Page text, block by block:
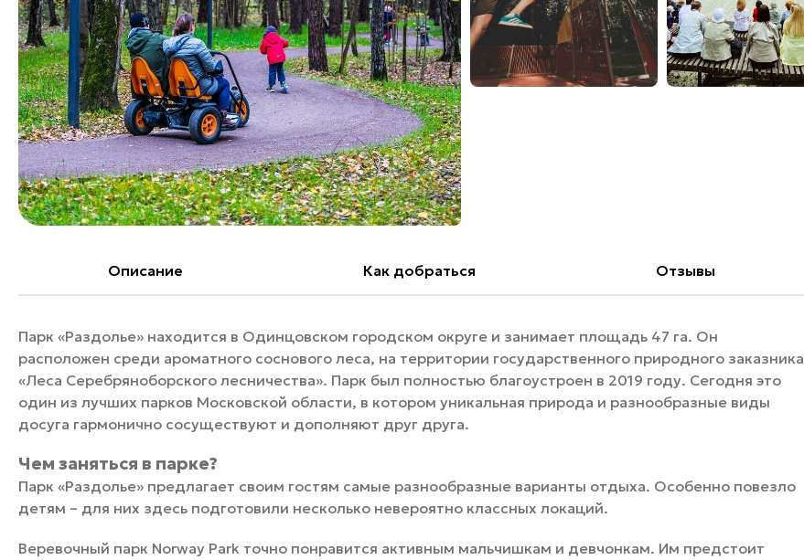
Банные комплексы
Горнолыжные клубы
Спецпроекты
Инвестиционный портал
Федоскинская фабрика
Пикник в Подмосковье
Золотое кольцо России
Войти
Особо охраняемые
Описание Как добраться Отзывы
Парк «Раздолье» находится в Одинцовском городском округе и занимает площадь 47 га. Он
расположен среди ароматного соснового леса, на территории государственного природного заказника
«Леса Серебряноборского лесничества». Парк был полностью благоустроен в 2019 году. Сегодня это
один из лучших парков Московской области, в котором уникальная природа и разнообразные виды
досуга гармонично сосуществуют и дополняют друг друга.
Чем заняться в парке?
Парк «Раздолье» предлагает своим гостям самые разнообразные варианты отдыха. Особенно повезло
детям – для них здесь подготовили несколько невероятно классных локаций.
Веревочный парк Norway Park точно понравится активным мальчишкам и девчонкам. Им предстоит